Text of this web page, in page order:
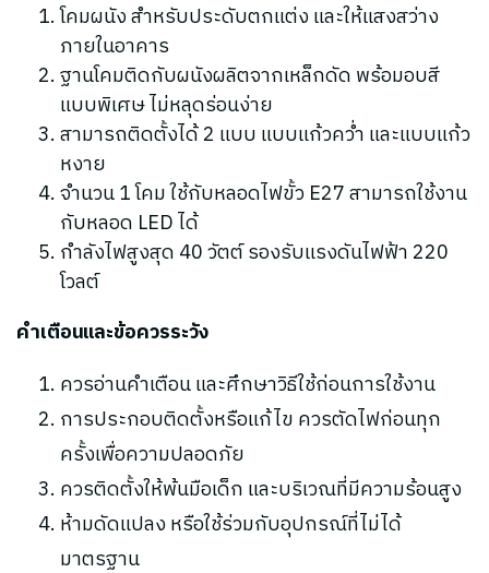
โคมผนัง สำหรับประดับตกแต่ง และให้แสงสว่าง
ภายในอาคาร
ฐานโคมติดกับผนังผลิตจากเหล็กดัด พร้อมอบสี
แบบพิเศษ ไม่หลุดร่อนง่าย
สามารถติดตั้งได้ 2 แบบ แบบแก้วคว่ำ และแบบแก้ว
หงาย
จำนวน 1 โคม ใช้กับหลอดไฟขั้ว E27 สามารถใช้งาน
กับหลอด LED ได้
กำลังไฟสูงสุด 40 วัตต์ รองรับแรงดันไฟฟ้า 220
โวลต์
คำเตือนและข้อควรระวัง
ควรอ่านคำเตือน และศึกษาวิธีใช้ก่อนการใช้งาน
การประกอบติดตั้งหรือแก้ไข ควรตัดไฟก่อนทุก
ครั้งเพื่อความปลอดภัย
ควรติดตั้งให้พ้นมือเด็ก และบริเวณที่มีความร้อนสูง
ห้ามดัดแปลง หรือใช้ร่วมกับอุปกรณ์ที่ไม่ได้
มาตรฐาน